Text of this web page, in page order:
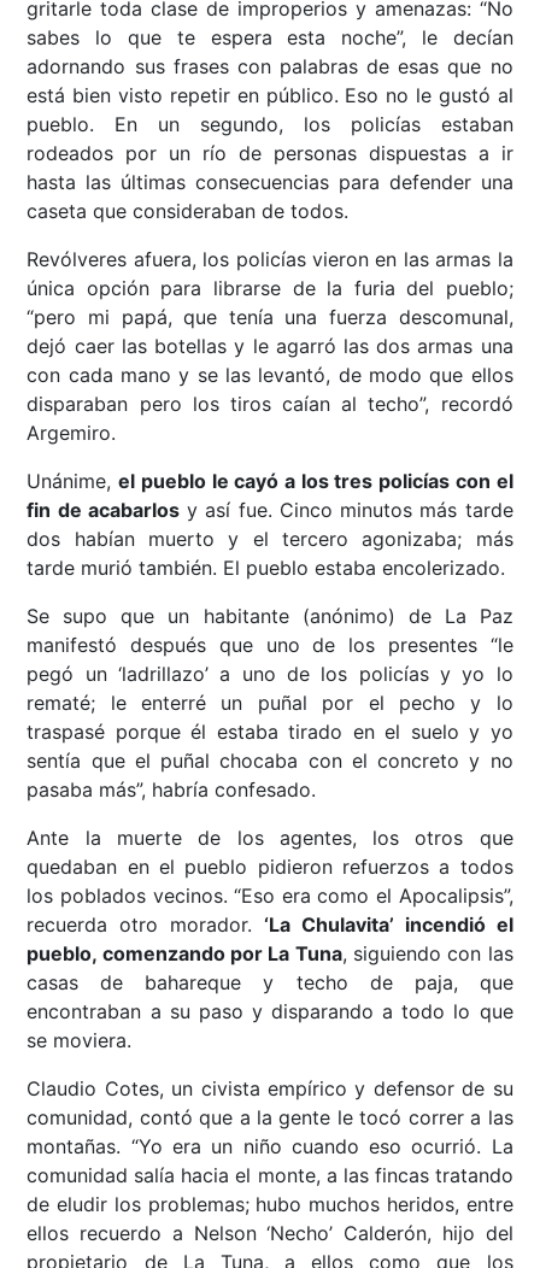
gritarle toda clase de improperios y amenazas: “No
sabes lo que te espera esta noche”, le decían
adornando sus frases con palabras de esas que no
está bien visto repetir en público. Eso no le gustó al
pueblo. En un segundo, los policías estaban
rodeados por un río de personas dispuestas a ir
hasta las últimas consecuencias para defender una
caseta que consideraban de todos.
Revólveres afuera, los policías vieron en las armas la
única opción para librarse de la furia del pueblo;
“pero mi papá, que tenía una fuerza descomunal,
dejó caer las botellas y le agarró las dos armas una
con cada mano y se las levantó, de modo que ellos
disparaban pero los tiros caían al techo”, recordó
Argemiro.
Unánime,el pueblo le cayó a los tres policías con el
fin de acabarlosy así fue. Cinco minutos más tarde
dos habían muerto y el tercero agonizaba; más
tarde murió también. El pueblo estaba encolerizado.
Se supo que un habitante (anónimo) de La Paz
manifestó después que uno de los presentes “le
pegó un ‘ladrillazo’ a uno de los policías y yo lo
rematé; le enterré un puñal por el pecho y lo
traspasé porque él estaba tirado en el suelo y yo
sentía que el puñal chocaba con el concreto y no
pasaba más”, habría confesado.
Ante la muerte de los agentes, los otros que
quedaban en el pueblo pidieron refuerzos a todos
los poblados vecinos. “Eso era como el Apocalipsis”,
recuerda otro morador. ‘La Chulavita’ incendió el
pueblo, comenzando por La Tuna, siguiendo con las
casas de bahareque y techo de paja, que
encontraban a su paso y disparando a todo lo que
se moviera.
Claudio Cotes, un civista empírico y defensor de su
comunidad, contó que a la gente le tocó correr a las
montañas. “Yo era un niño cuando eso ocurrió. La
comunidad salía hacia el monte, a las fincas tratando
de eludir los problemas; hubo muchos heridos, entre
ellos recuerdo a Nelson ‘Necho’ Calderón, hijo del
propietario de La Tuna, a ellos como que los